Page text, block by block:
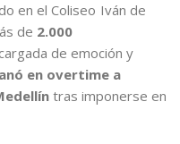
en el Coliseo Iván de
de 2.000
de emoción y
en overtime a
tras imponerse en